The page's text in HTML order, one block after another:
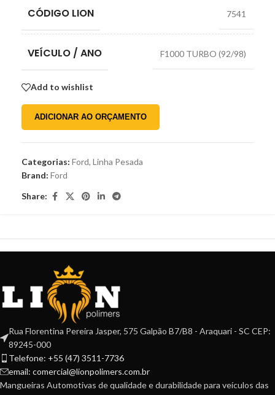
CÓDIGO LION 7541
VEÍCULO / ANO F1000 TURBO (92/98)
Add to wishlist
ADICIONAR AO ORÇAMENTO
Categorias: Ford, Linha Pesada
Brand: Ford
Share:
Rua Florentina Pereira Jasper, 575 Galpão B7/B8 - Araquari - SC CEP:
89245-000
Telefone: +55 (47) 3511-7736
email: comercial@lionpolimers.com.br
Mangueiras Automotivas de qualidade e durabilidade para veículos das